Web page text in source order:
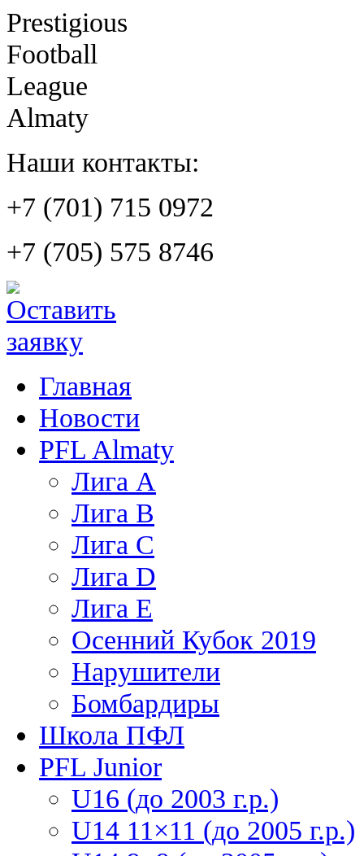
Prestigious
Football
League
Almaty
Наши контакты:
+7 (701) 715 0972
+7 (705) 575 8746
Главная
Новости
PFL Almaty
Лига A
Лига В
Лига С
Лига D
Лига Е
Осенний Кубок 2019
Нарушители
Бомбардиры
Школа ПФЛ
PFL Junior
U16 (до 2003 г.р.)
U14 11×11 (до 2005 г.р.)